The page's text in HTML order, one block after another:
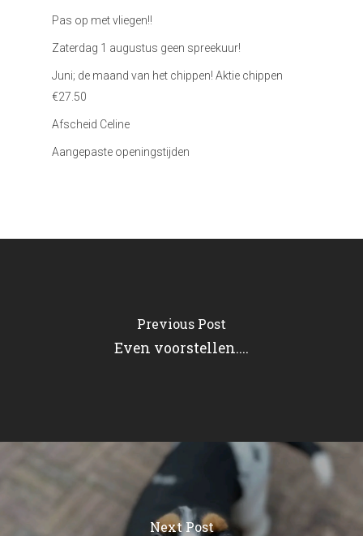
Pas op met vliegen!!
Zaterdag 1 augustus geen spreekuur!
Juni; de maand van het chippen! Aktie chippen
€27.50
Afscheid Celine
Aangepaste openingstijden
Previous Post
Even voorstellen....
Next Post